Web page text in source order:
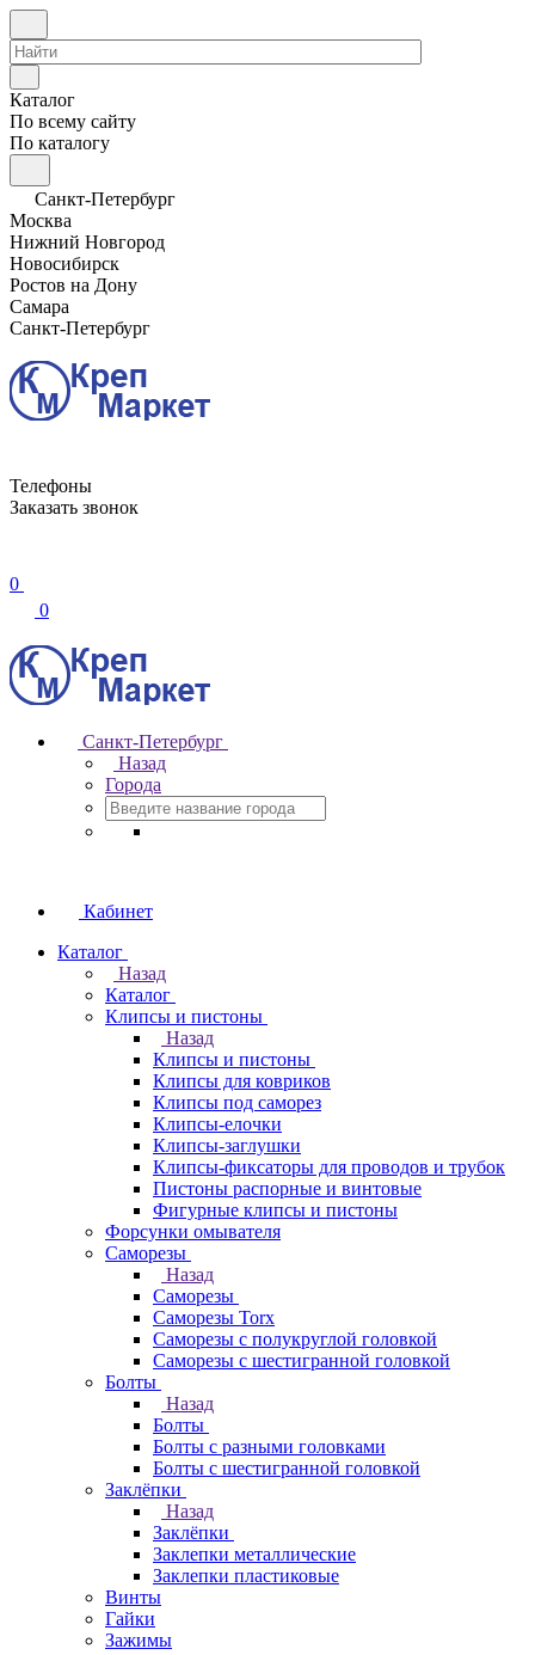
Каталог
По всему сайту
По каталогу
Санкт-Петербург
Москва
Нижний Новгород
Новосибирск
Ростов на Дону
Самара
Санкт-Петербург
Телефоны
Заказать звонок
0
0
Санкт-Петербург
Назад
Города
Кабинет
Каталог
Назад
Каталог
Клипсы и пистоны
Назад
Клипсы и пистоны
Клипсы для ковриков
Клипсы под саморез
Клипсы-елочки
Клипсы-заглушки
Клипсы-фиксаторы для проводов и трубок
Пистоны распорные и винтовые
Фигурные клипсы и пистоны
Форсунки омывателя
Саморезы
Назад
Саморезы
Саморезы Torx
Саморезы с полукруглой головкой
Саморезы с шестигранной головкой
Болты
Назад
Болты
Болты с разными головками
Болты с шестигранной головкой
Заклёпки
Назад
Заклёпки
Заклепки металлические
Заклепки пластиковые
Винты
Гайки
Зажимы